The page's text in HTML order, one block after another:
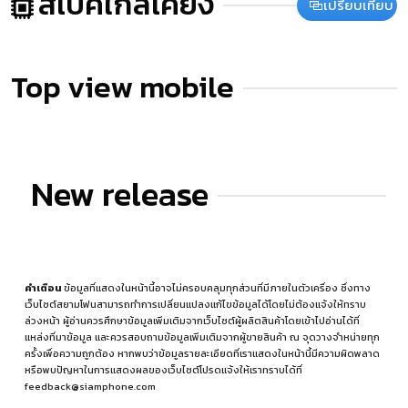
เปรียบเทียบ
Top view mobile
New release
คำเตือนข้อมูลที่แสดงในหน้านี้อาจไม่ครอบคลุมทุกส่วนที่มีภายในตัวเครื่อง ซึ่งทาง
เว็บไซต์สยามโฟนสามารถทำการเปลี่ยนแปลงแก้ไขข้อมูลได้โดยไม่ต้องแจ้งให้ทราบ
ล่วงหน้า ผู้อ่านควรศึกษาข้อมูลเพิ่มเติมจากเว็บไซต์ผู้ผลิตสินค้าโดยเข้าไปอ่านได้ที่
แหล่งที่มาข้อมูล และควรสอบถามข้อมูลเพิ่มเติมจากผู้ขายสินค้า ณ จุดวางจำหน่ายทุก
ครั้งเพื่อความถูกต้อง หากพบว่าข้อมูลรายละเอียดที่เราแสดงในหน้านี้มีความผิดพลาด
หรือพบปัญหาในการแสดงผลของเว็บไซต์โปรดแจ้งให้เราทราบได้ที่
feedback@siamphone.com